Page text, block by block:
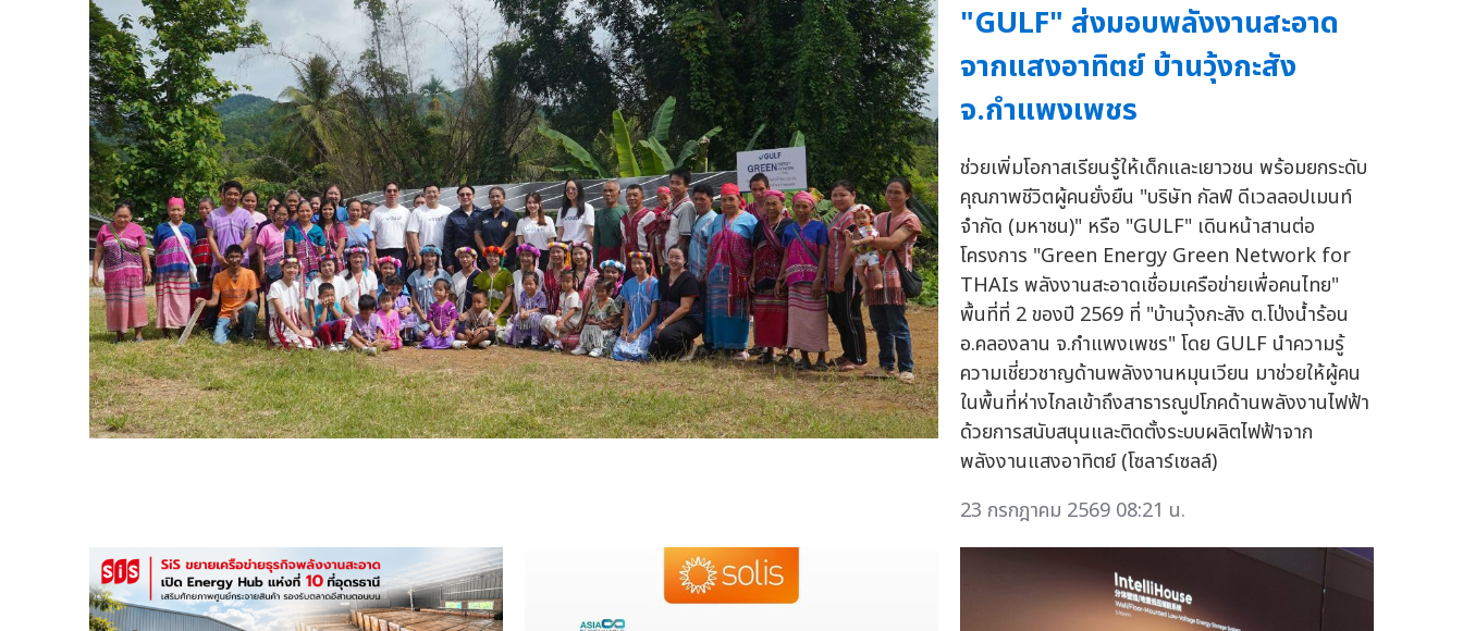
"GULF" ส่งมอบพลังงานสะอาด
จากแสงอาทิตย์ บ้านวุ้งกะสัง
จ.กำแพงเพชร
ช่วยเพิ่มโอกาสเรียนรู้ให้เด็กและเยาวชน พร้อมยกระดับ
คุณภาพชีวิตผู้คนยั่งยืน "บริษัท กัลฟ์ ดีเวลลอปเมนท์
จำกัด (มหาชน)" หรือ "GULF" เดินหน้าสานต่อ
โครงการ "Green Energy Green Network for
THAIs พลังงานสะอาดเชื่อมเครือข่ายเพื่อคนไทย"
พื้นที่ที่ 2 ของปี 2569 ที่ "บ้านวุ้งกะสัง ต.โป่งน้ำร้อน
อ.คลองลาน จ.กำแพงเพชร" โดย GULF นำความรู้
ความเชี่ยวชาญด้านพลังงานหมุนเวียน มาช่วยให้ผู้คน
ในพื้นที่ห่างไกลเข้าถึงสาธารณูปโภคด้านพลังงานไฟฟ้า
ด้วยการสนับสนุนและติดตั้งระบบผลิตไฟฟ้าจาก
พลังงานแสงอาทิตย์ (โซลาร์เซลล์)
23 กรกฎาคม 2569 08:21 น.